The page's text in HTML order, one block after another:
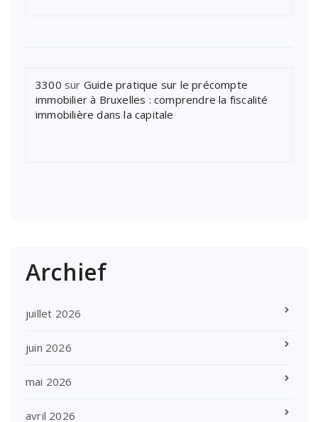
3300 sur Guide pratique sur le précompte
immobilier à Bruxelles : comprendre la fiscalité
immobilière dans la capitale
Archief
juillet 2026
juin 2026
mai 2026
avril 2026